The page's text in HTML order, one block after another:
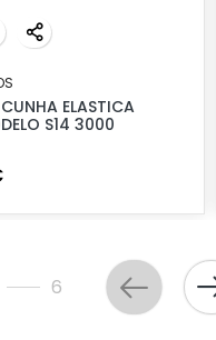
ELASTICA
S14 3000
6